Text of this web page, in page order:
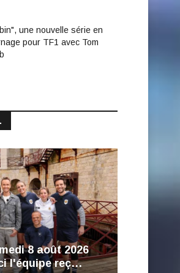
une nouvelle série en
pour TF1 avec Tom
8 août 2026
l'équipe reç…